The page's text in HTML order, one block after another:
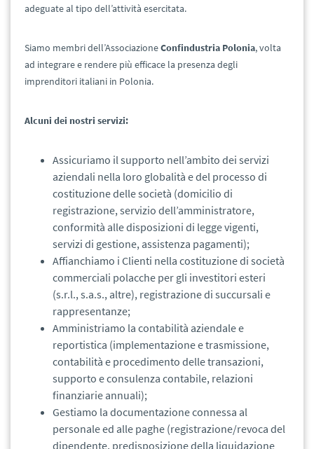
adeguate al tipo dell’attività esercitata.
Siamo membri dell’AssociazioneConfindustria Polonia, volta
ad integrare e rendere più efficace la presenza degli
imprenditori italiani in Polonia.
Alcuni dei nostri servizi:
Assicuriamo il supporto nell’ambito dei servizi
aziendali nella loro globalità e del processo di
costituzione delle società (domicilio di
registrazione, servizio dell’amministratore,
conformità alle disposizioni di legge vigenti,
servizi di gestione, assistenza pagamenti);
Affianchiamo i Clienti nella costituzione di società
commerciali polacche per gli investitori esteri
(s.r.l., s.a.s., altre), registrazione di succursali e
rappresentanze;
Amministriamo la contabilità aziendale e
reportistica (implementazione e trasmissione,
contabilità e procedimento delle transazioni,
supporto e consulenza contabile, relazioni
finanziarie annuali);
Gestiamo la documentazione connessa al
personale ed alle paghe (registrazione/revoca del
dipendente, predisposizione della liquidazione